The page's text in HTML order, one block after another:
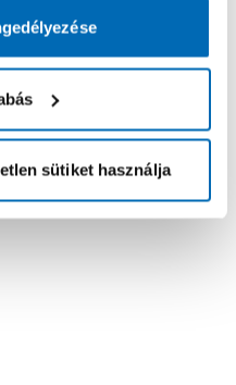
sütiket használja